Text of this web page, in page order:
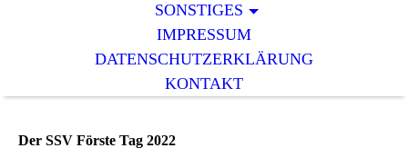
SONSTIGES
IMPRESSUM
DATENSCHUTZERKLÄRUNG
KONTAKT
Der SSV Förste Tag 2022